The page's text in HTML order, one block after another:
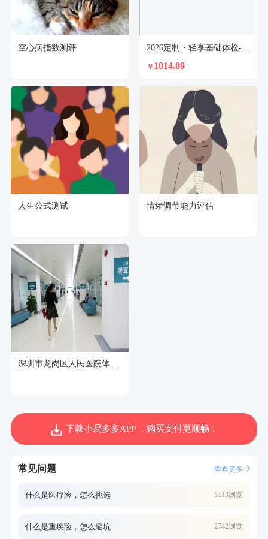
空心病指数测评 2026定制・轻享基础体检-未婚女
￥ 1014.09
人生公式测试 情绪调节能力评估
深圳市龙岗区人民医院体检中心
下载小易多多APP ，购买支付更顺畅！
常见问题 查看更多
什么是医疗险，怎么挑选 3113浏览
什么是重疾险，怎么避坑 2742浏览